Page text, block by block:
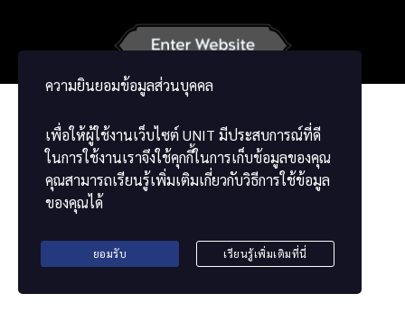
ความยินยอมข้อมูลส่วนบุคคล
เพื่อให้ผู้ใช้งานเว็บไซต์ UNIT มีประสบการณ์ที่ดี
ในการใช้งานเราจึงใช้คุกกี้ในการเก็บข้อมูลของคุณ
คุณสามารถเรียนรู้เพิ่มเติมเกี่ยวกับวิธีการใช้ข้อมูล
ของคุณได้
ยอมรับ เรียนรู้เพิ่มเติมที่นี่